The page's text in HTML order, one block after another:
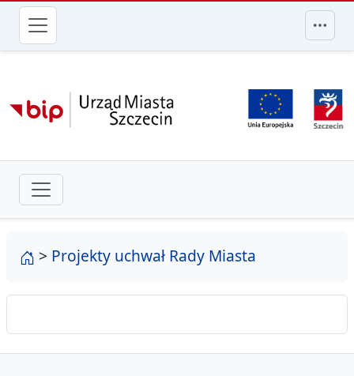
przejdź do głównego menu
strona główna
> Projekty uchwał Rady Miasta